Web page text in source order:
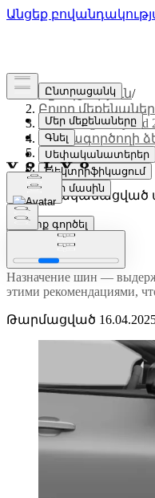
Աջակցություն/
Բոլոր
XC60 Plug-in Hybrid
Օգտագործողի
Уход и
Колеса и шины
Անհատականացված
Մուտք գործել
Թարմացված
Колеса и шины
Назначение шин —
этими рекомендациями,